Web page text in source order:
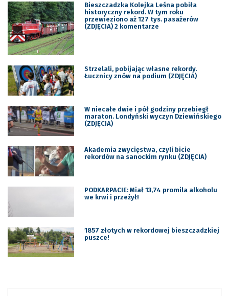
Bieszczadzka Kolejka Leśna pobiła
historyczny rekord. W tym roku
przewieziono aż 127 tys. pasażerów
(ZDJĘCIA) 2 komentarze
Strzelali, pobijając własne rekordy.
Łucznicy znów na podium (ZDJĘCIA)
W niecałe dwie i pół godziny przebiegł
maraton. Londyński wyczyn Dziewińskiego
(ZDJĘCIA)
Akademia zwycięstwa, czyli bicie
rekordów na sanockim rynku (ZDJĘCIA)
PODKARPACIE: Miał 13,74 promila alkoholu
we krwi i przeżył!
1857 złotych w rekordowej bieszczadzkiej
puszce!